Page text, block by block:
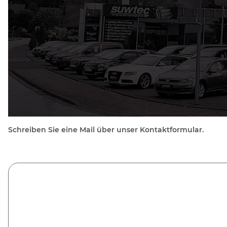
Schreiben Sie eine Mail über unser Kontaktformular.